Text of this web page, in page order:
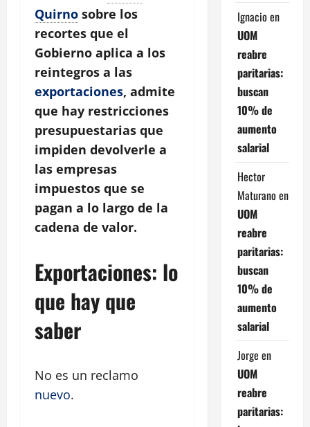
Quirno sobre los
recortes que el
Gobierno aplica a los
reintegros a las
exportaciones, admite
que hay restricciones
presupuestarias que
impiden devolverle a
las empresas
impuestos que se
pagan a lo largo de la
cadena de valor.
Exportaciones: lo
que hay que
saber
No es un reclamo
nuevo.
Ignacio en
UOM
reabre
paritarias:
buscan
10% de
aumento
salarial
Hector
Maturano en
UOM
reabre
paritarias:
buscan
10% de
aumento
salarial
Jorge en
UOM
reabre
paritarias: